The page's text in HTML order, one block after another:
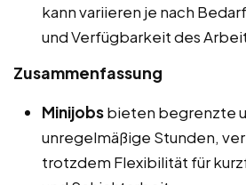
kann variieren je nach
und Verfügbarkeit des
Zusammenfassung
Minijobsbieten begrenzte
unregelmäßige Stunden,
trotzdem Flexibilität für